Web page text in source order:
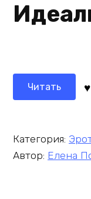
Читать
Категория:
Автор: Елена